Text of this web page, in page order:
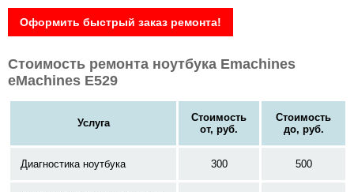
Оформить быстрый заказ ремонта!
Стоимость ремонта ноутбука Emachines
eMachines E529
Услуга
Стоимость
от, руб.
Стоимость
до, руб.
Диагностика ноутбука 300 500